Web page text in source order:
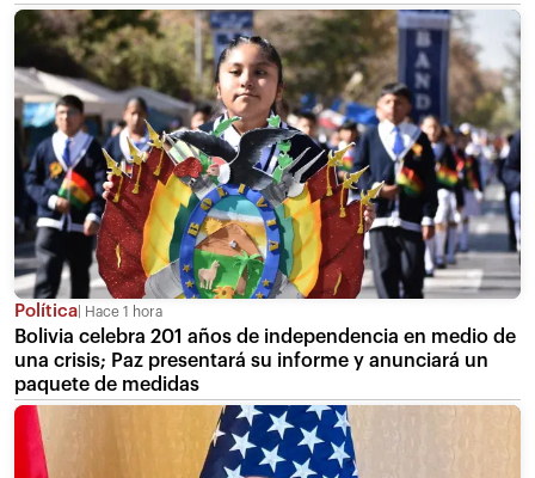
Política Hace 1 hora
Bolivia celebra 201 años de independencia en medio de
una crisis; Paz presentará su informe y anunciará un
paquete de medidas